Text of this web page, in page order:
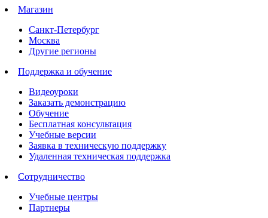
Магазин
Санкт-Петербург
Москва
Другие регионы
Поддержка и обучение
Видеоуроки
Заказать демонстрацию
Обучение
Бесплатная консультация
Учебные версии
Заявка в техническую поддержку
Удаленная техническая поддержка
Сотрудничество
Учебные центры
Партнеры